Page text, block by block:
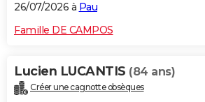
26/07/2026 à Pau
Famille DE CAMPOS
Lucien LUCANTIS (84 ans)
Créer une cagnotte obsèques